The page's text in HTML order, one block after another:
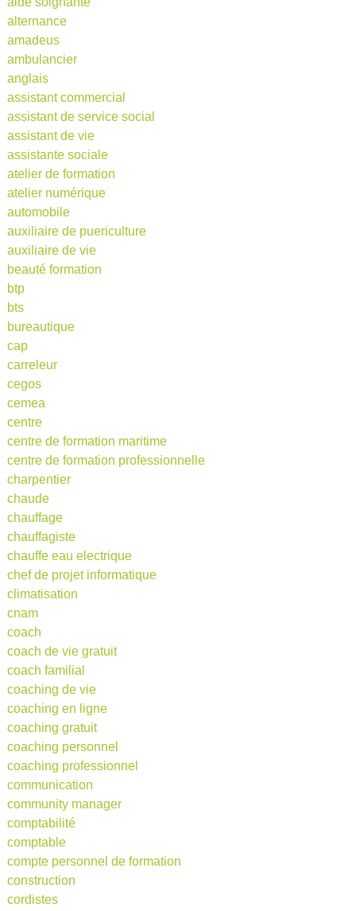
alternance
amadeus
ambulancier
anglais
assistant commercial
assistant de service social
assistant de vie
assistante sociale
atelier de formation
atelier numérique
automobile
auxiliaire de puericulture
auxiliaire de vie
beauté formation
btp
bts
bureautique
cap
carreleur
cegos
cemea
centre
centre de formation maritime
centre de formation professionnelle
charpentier
chaude
chauffage
chauffagiste
chauffe eau electrique
chef de projet informatique
climatisation
cnam
coach
coach de vie gratuit
coach familial
coaching de vie
coaching en ligne
coaching gratuit
coaching personnel
coaching professionnel
communication
community manager
comptabilité
comptable
compte personnel de formation
construction
cordistes